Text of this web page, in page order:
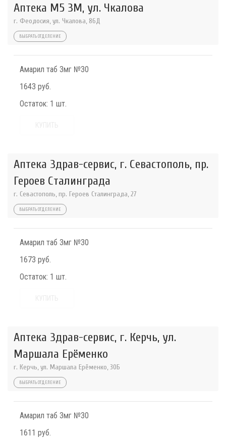
Аптека М5 3М, ул. Чкалова
г. Феодосия, ул. Чкалова, 86Д
ВЫБРАТЬ ОТДЕЛЕНИЕ
Амарил таб 3мг №30
1643 руб.
Остаток: 1 шт.
Аптека Здрав-сервис, г. Севастополь, пр.
Героев Сталинграда
г. Севастополь, пр. Героев Сталинграда, 27
ВЫБРАТЬ ОТДЕЛЕНИЕ
Амарил таб 3мг №30
1673 руб.
Остаток: 1 шт.
Аптека Здрав-сервис, г. Керчь, ул.
Маршала Ерёменко
г. Керчь, ул. Маршала Ерёменко, 30Б
ВЫБРАТЬ ОТДЕЛЕНИЕ
Амарил таб 3мг №30
1611 руб.